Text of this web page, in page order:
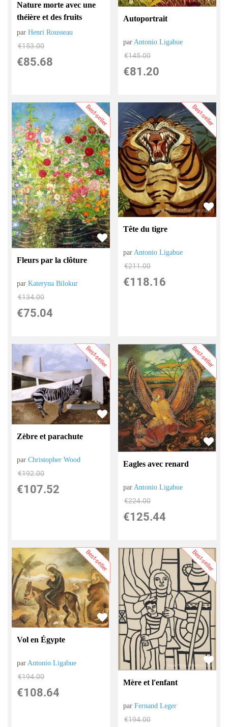
Nature morte avec une
théière et des fruits
parHenri Rousseau
€153.00
€85.68
Autoportrait
parAntonio Ligabue
€145.00
€81.20
Best-seller
Fleurs par la clôture
parKateryna Bilokur
€134.00
€75.04
Best-seller
Tête du tigre
parAntonio Ligabue
€211.00
€118.16
Best-seller
Zèbre et parachute
parChristopher Wood
€192.00
€107.52
Best-seller
Eagles avec renard
par Antonio Ligabue
€224.00
€125.44
Best-seller
Vol en Égypte
par Antonio Ligabue
€194.00
€108.64
Best-seller
Mère et l'enfant
parFernand Leger
€194.00